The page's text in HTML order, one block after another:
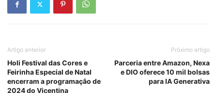
Artigo anterior
Holi Festival das Cores e
Feirinha Especial de Natal
encerram a programação de
2024 do Vicentina
Próximo artigo
Parceria entre Amazon, Nexa
e DIO oferece 10 mil bolsas
para IA Generativa